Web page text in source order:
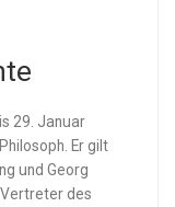
29. Januar
Er gilt
und Georg
des